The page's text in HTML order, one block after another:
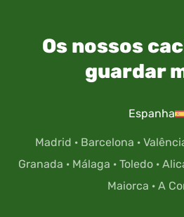
Os nossos
guardar
Espanha
Madrid · Barcelona ·
Granada · Málaga · Toledo·
Maiorca · A